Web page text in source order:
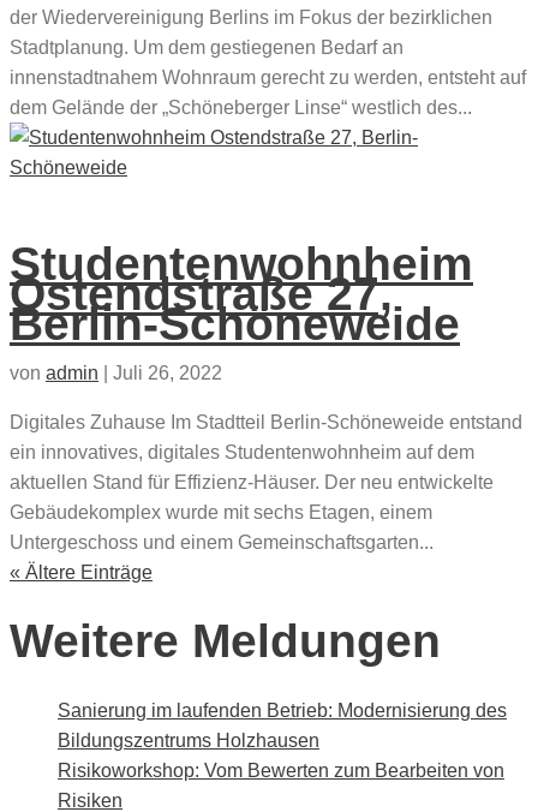
der Wiedervereinigung Berlins im Fokus der bezirklichen
Stadtplanung. Um dem gestiegenen Bedarf an
innenstadtnahem Wohnraum gerecht zu werden, entsteht auf
dem Gelände der „Schöneberger Linse“ westlich des...
Studentenwohnheim
Ostendstraße 27,
Berlin-Schöneweide
von admin Juli 26, 2022
Digitales Zuhause Im Stadtteil Berlin-Schöneweide entstand
ein innovatives, digitales Studentenwohnheim auf dem
aktuellen Stand für Effizienz-Häuser. Der neu entwickelte
Gebäudekomplex wurde mit sechs Etagen, einem
Untergeschoss und einem Gemeinschaftsgarten...
« Ältere Einträge
Weitere Meldungen
Sanierung im laufenden Betrieb: Modernisierung des
Bildungszentrums Holzhausen
Risikoworkshop: Vom Bewerten zum Bearbeiten von
Risiken